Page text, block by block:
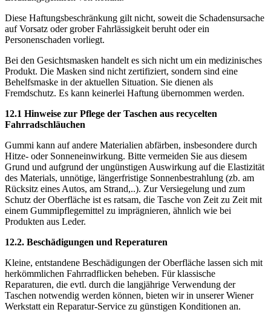
Diese Haftungsbeschränkung gilt nicht, soweit die Schadensursache
auf Vorsatz oder grober Fahrlässigkeit beruht oder ein
Personenschaden vorliegt.
Bei den Gesichtsmasken handelt es sich nicht um ein medizinisches
Produkt. Die Masken sind nicht zertifiziert, sondern sind eine
Behelfsmaske in der aktuellen Situation. Sie dienen als
Fremdschutz. Es kann keinerlei Haftung übernommen werden.
12.1 Hinweise zur Pflege der Taschen aus recycelten
Fahrradschläuchen
Gummi kann auf andere Materialien abfärben, insbesondere durch
Hitze- oder Sonneneinwirkung. Bitte vermeiden Sie aus diesem
Grund und aufgrund der ungünstigen Auswirkung auf die Elastizität
des Materials, unnötige, längerfristige Sonnenbestrahlung (zb. am
Rücksitz eines Autos, am Strand,..). Zur Versiegelung und zum
Schutz der Oberfläche ist es ratsam, die Tasche von Zeit zu Zeit mit
einem Gummipflegemittel zu imprägnieren, ähnlich wie bei
Produkten aus Leder.
12.2. Beschädigungen und Reperaturen
Kleine, entstandene Beschädigungen der Oberfläche lassen sich mit
herkömmlichen Fahrradflicken beheben. Für klassische
Reparaturen, die evtl. durch die langjährige Verwendung der
Taschen notwendig werden können, bieten wir in unserer Wiener
Werkstatt ein Reparatur-Service zu günstigen Konditionen an.